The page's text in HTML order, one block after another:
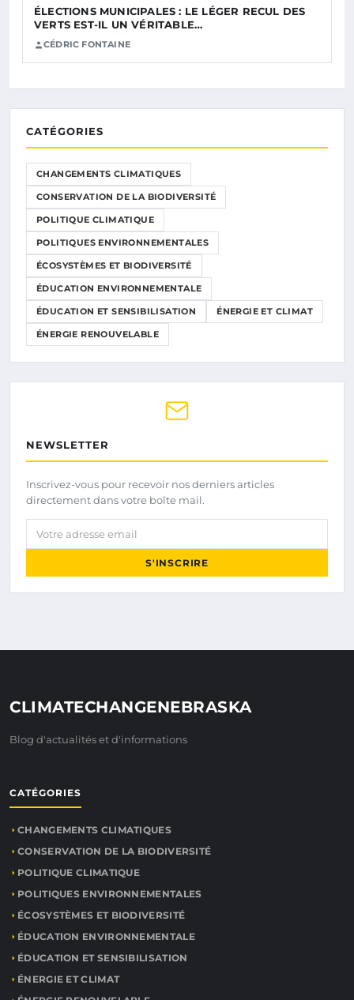
ÉLECTIONS MUNICIPALES : LE LÉGER RECUL DES
VERTS EST-IL UN VÉRITABLE…
CÉDRIC FONTAINE
CATÉGORIES
CHANGEMENTS CLIMATIQUES
CONSERVATION DE LA BIODIVERSITÉ
POLITIQUE CLIMATIQUE
POLITIQUES ENVIRONNEMENTALES
ÉCOSYSTÈMES ET BIODIVERSITÉ
ÉDUCATION ENVIRONNEMENTALE
ÉDUCATION ET SENSIBILISATION ÉNERGIE ET CLIMAT
ÉNERGIE RENOUVELABLE
NEWSLETTER
Inscrivez-vous pour recevoir nos derniers articles
directement dans votre boîte mail.
Votre adresse email
S'INSCRIRE
CLIMATECHANGENEBRASKA
Blog d'actualités et d'informations
CATÉGORIES
CHANGEMENTS CLIMATIQUES
CONSERVATION DE LA BIODIVERSITÉ
POLITIQUE CLIMATIQUE
POLITIQUES ENVIRONNEMENTALES
ÉCOSYSTÈMES ET BIODIVERSITÉ
ÉDUCATION ENVIRONNEMENTALE
ÉDUCATION ET SENSIBILISATION
ÉNERGIE ET CLIMAT